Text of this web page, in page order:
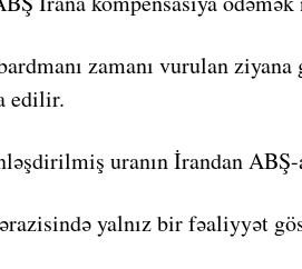
zamanı vurulan ziyana
edilir.
uranın İrandan ABŞ-
yalnız bir fəaliyyət